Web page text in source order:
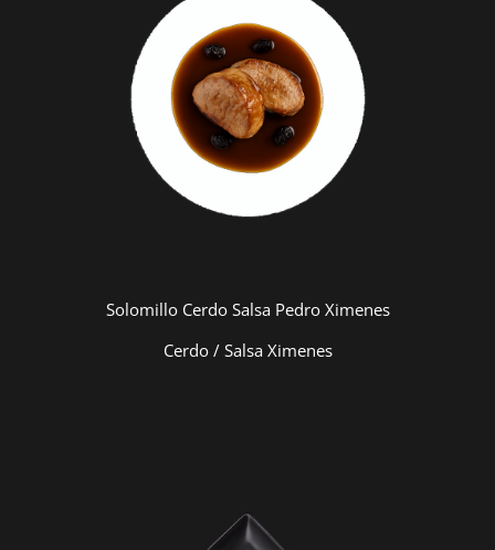
Solomillo Cerdo Salsa Pedro Ximenes
Cerdo / Salsa Ximenes